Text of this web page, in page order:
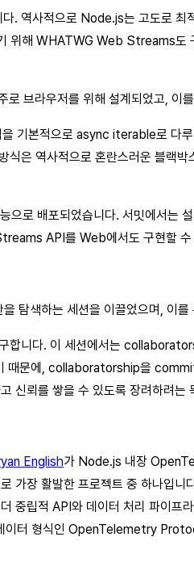
. 역사적으로 Node.js는 고도로 최
해 WHATWG Web Streams도
라우저를 위해 설계되었고, 이
본적으로 async iterable로 다루
식은 역사적으로 혼란스러운 블랙
로 배포되었습니다. 서밋에서는
API를 Web에서도 구현할
탐색하는 세션을 이끌었으며, 이
니다. 이 세션에서는
때문에, collaboratorship을
뢰를 쌓을 수 있도록 장려하려
English가 Node.js 내장
장 활발한 프로젝트 중 하나입
중립적 API와 데이터 처리 파
터 형식인 OpenTelemetry